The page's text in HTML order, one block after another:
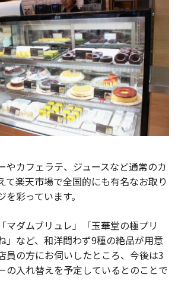
やカフェラテ、ジュースなど通常のカ
て楽天市場で全国的にも有名なお取り
彩っています。
マダムブリュレ」「玉華堂の極プリ
」など、和洋問わず9種の絶品が用意
員の方にお伺いしたところ、今後は3
の入れ替えを予定しているとのことで